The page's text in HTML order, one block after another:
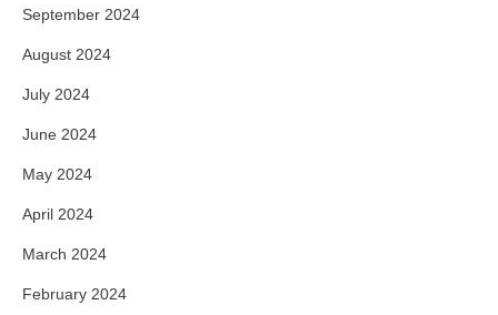
September 2024
August 2024
July 2024
June 2024
May 2024
April 2024
March 2024
February 2024